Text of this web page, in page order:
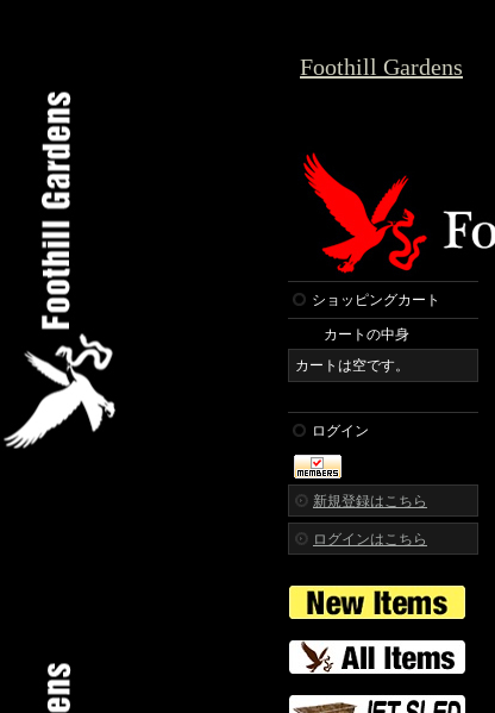
Foothill Gardens
ショッピングカート
カートの中身
カートは空です。
ログイン
新規登録はこちら
ログインはこちら